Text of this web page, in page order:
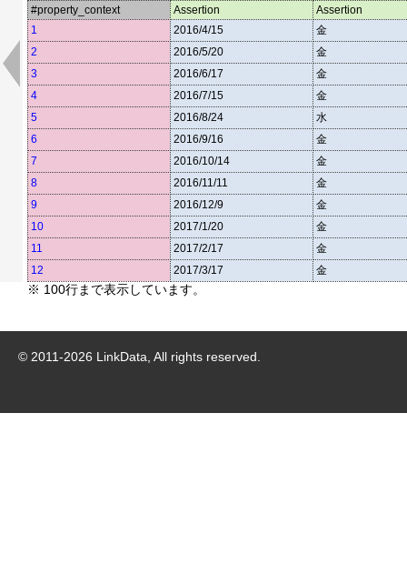
#property_context
Assertion
Assertion
1
2016/4/15
金
2
2016/5/20
金
3
2016/6/17
金
4
2016/7/15
金
5
2016/8/24
水
6
2016/9/16
金
7
2016/10/14
金
8
2016/11/11
金
9
2016/12/9
金
10
2017/1/20
金
11
2017/2/17
金
12
2017/3/17 金
※ 100行まで表示しています。
© 2011-2026 LinkData, All rights reserved.